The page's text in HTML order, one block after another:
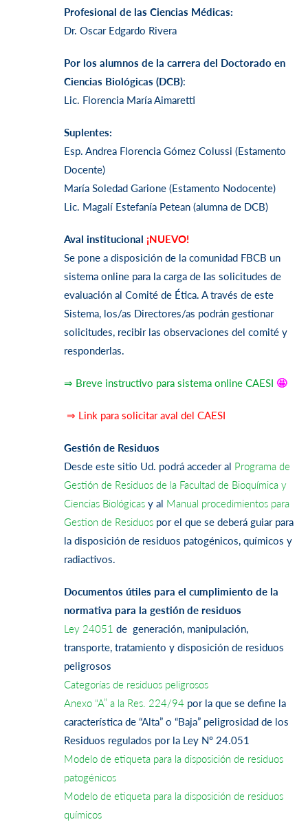
Profesional de las Ciencias Médicas:
Dr. Oscar Edgardo Rivera
Por los alumnos de la carrera del Doctorado en
Ciencias Biológicas (DCB):
Lic. Florencia María Aimaretti
Suplentes:
Esp. Andrea Florencia Gómez Colussi (Estamento
Docente)
María Soledad Garione (Estamento Nodocente)
Lic. Magalí Estefanía Petean (alumna de DCB)
Aval institucional ¡NUEVO!
Se pone a disposición de la comunidad FBCB un
sistema online para la carga de las solicitudes de
evaluación al Comité de Ética. A través de este
Sistema, los/as Directores/as podrán gestionar
solicitudes, recibir las observaciones del comité y
responderlas.
⇒ Breve instructivo para sistema online CAESI 🤩
⇒ Link para solicitar aval del CAESI
Gestión de Residuos
Desde este sitio Ud. podrá acceder al Programa de
Gestión de Residuos de la Facultad de Bioquímica y
Ciencias Biológicas y al Manual procedimientos para
Gestion de Residuos por el que se deberá guiar para
la disposición de residuos patogénicos, químicos y
radiactivos.
Documentos útiles para el cumplimiento de la
normativa para la gestión de residuos
Ley 24051 de generación, manipulación,
transporte, tratamiento y disposición de residuos
peligrosos
Categorías de residuos peligrosos
Anexo “A” a la Res. 224/94 por la que se define la
característica de “Alta” o “Baja” peligrosidad de los
Residuos regulados por la Ley Nº 24.051
Modelo de etiqueta para la disposición de residuos
patogénicos
Modelo de etiqueta para la disposición de residuos
químicos